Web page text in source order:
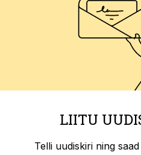
LIITU
Telli uudiskiri ning